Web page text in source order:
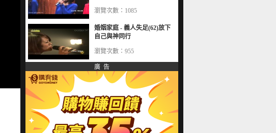
瀏覽次數：1085
婚姻家庭 - 義人失足(62)放下
自己與神同行
瀏覽次數：955
廣 告